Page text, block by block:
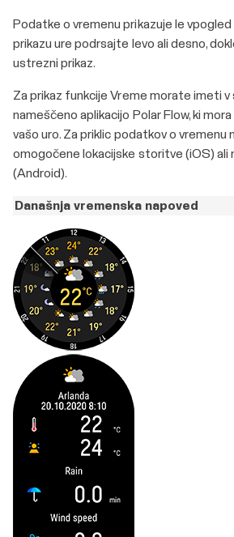
Podatke o vremenu prikazuje le vpogled
prikazu ure podrsajte levo ali desno,
ustrezni prikaz.
Za prikaz funkcije Vreme morate imeti v
nameščeno aplikacijo Polar Flow, ki
vašo uro. Za priklic podatkov o vremenu
omogočene lokacijske storitve (iOS) ali
(Android).
Današnja vremenska napoved